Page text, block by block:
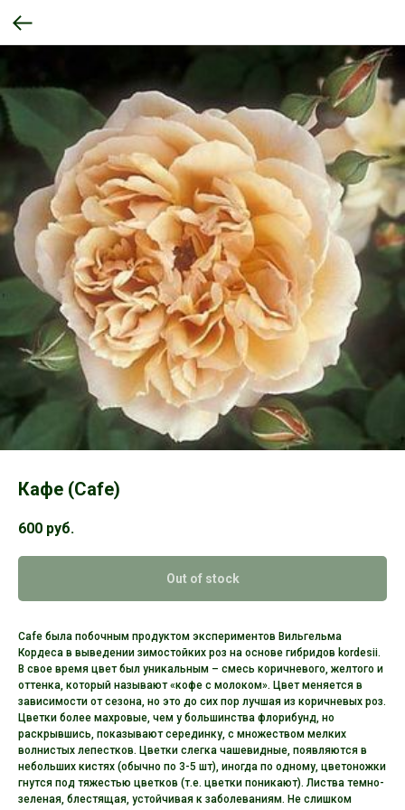
Кафе (Cafe)
600 руб.
Out of stock
Cafe была побочным продуктом экспериментов Вильгельма
Кордеса в выведении зимостойких роз на основе гибридов kordesii.
В свое время цвет был уникальным – смесь коричневого, желтого и
оттенка, который называют «кофе с молоком». Цвет меняется в
зависимости от сезона, но это до сих пор лучшая из коричневых роз.
Цветки более махровые, чем у большинства флорибунд, но
раскрывшись, показывают серединку, с множеством мелких
волнистых лепестков. Цветки слегка чашевидные, появляются в
небольших кистях (обычно по 3-5 шт), иногда по одному, цветоножки
гнутся под тяжестью цветков (т.е. цветки поникают). Листва темно-
зеленая, блестящая, устойчивая к заболеваниям. Не слишком